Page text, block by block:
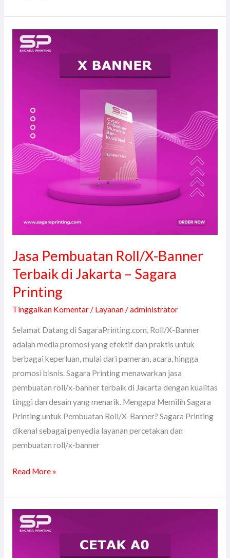
Jasa Pembuatan Roll/X-Banner
Terbaik di Jakarta – Sagara
Printing
Tinggalkan Komentar/ Layanan/administrator
Selamat Datang di SagaraPrinting.com, Roll/X-Banner
adalah media promosi yang efektif dan praktis untuk
berbagai keperluan, mulai dari pameran, acara, hingga
promosi bisnis. Sagara Printing menawarkan jasa
pembuatan roll/x-banner terbaik di Jakarta dengan kualitas
tinggi dan desain yang menarik. Mengapa Memilih Sagara
Printing untuk Pembuatan Roll/X-Banner? Sagara Printing
dikenal sebagai penyedia layanan percetakan dan
pembuatan roll/x-banner
Jasa
Pembuatan
Jakarta
Sagara
Printing
Read More »
Jasa
Print